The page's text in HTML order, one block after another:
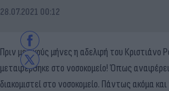
28.07.2021 00:12
Πριν μερικούς μήνες η αδελφή του
μεταφέρθηκε στο νοσοκομείο! Όπως αναφέρει
διακομιστεί στο νοσοκομείο. Πάντως ακόμα